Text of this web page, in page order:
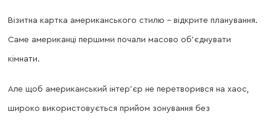
Візитна картка американського стилю – відкрите планування.
Саме американці першими почали масово об’єднувати
кімнати.
Але щоб американський інтер’єр не перетворився на хаос,
широко використовується прийом зонування без